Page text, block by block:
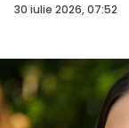
30 iulie 2026, 07:52